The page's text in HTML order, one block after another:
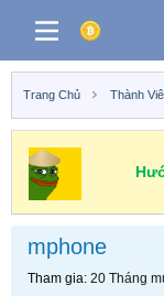
Trang Chủ Thành
mphone
Tham gia 20 Tháng